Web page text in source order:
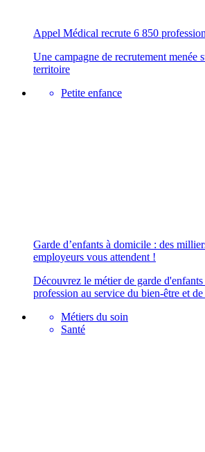
Appel Médical recrute 6 850
Une campagne de recrutement menée
territoire
Petite enfance
Garde d’enfants à domicile : des
employeurs vous attendent !
Découvrez le métier de garde
profession au service du bien-être et
Métiers du soin
Santé